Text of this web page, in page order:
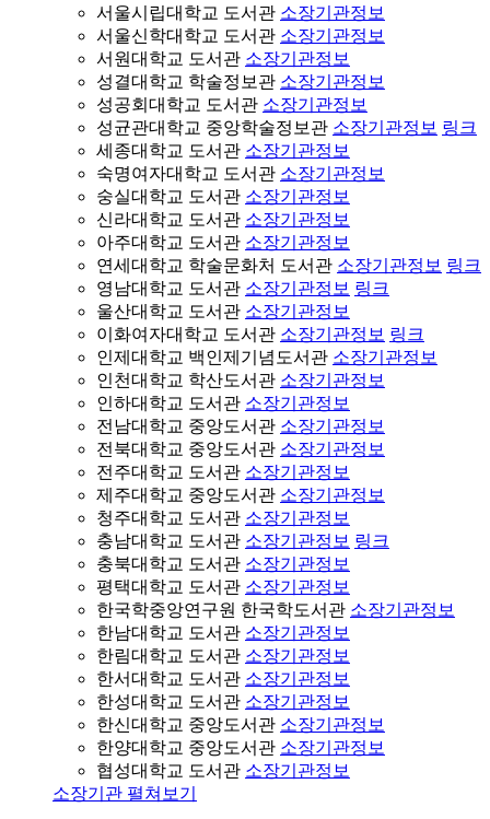
서울시립대학교 도서관 소장기관정보
서울신학대학교 도서관 소장기관정보
서원대학교 도서관 소장기관정보
성결대학교 학술정보관 소장기관정보
성공회대학교 도서관 소장기관정보
성균관대학교 중앙학술정보관 소장기관정보 링크
세종대학교 도서관 소장기관정보
숙명여자대학교 도서관 소장기관정보
숭실대학교 도서관 소장기관정보
신라대학교 도서관 소장기관정보
아주대학교 도서관 소장기관정보
연세대학교 학술문화처 도서관 소장기관정보 링크
영남대학교 도서관 소장기관정보 링크
울산대학교 도서관 소장기관정보
이화여자대학교 도서관 소장기관정보 링크
인제대학교 백인제기념도서관 소장기관정보
인천대학교 학산도서관 소장기관정보
인하대학교 도서관 소장기관정보
전남대학교 중앙도서관 소장기관정보
전북대학교 중앙도서관 소장기관정보
전주대학교 도서관 소장기관정보
제주대학교 중앙도서관 소장기관정보
청주대학교 도서관 소장기관정보
충남대학교 도서관 소장기관정보 링크
충북대학교 도서관 소장기관정보
평택대학교 도서관 소장기관정보
한국학중앙연구원 한국학도서관 소장기관정보
한남대학교 도서관 소장기관정보
한림대학교 도서관 소장기관정보
한서대학교 도서관 소장기관정보
한성대학교 도서관 소장기관정보
한신대학교 중앙도서관 소장기관정보
한양대학교 중앙도서관 소장기관정보
협성대학교 도서관 소장기관정보
소장기관 펼쳐보기